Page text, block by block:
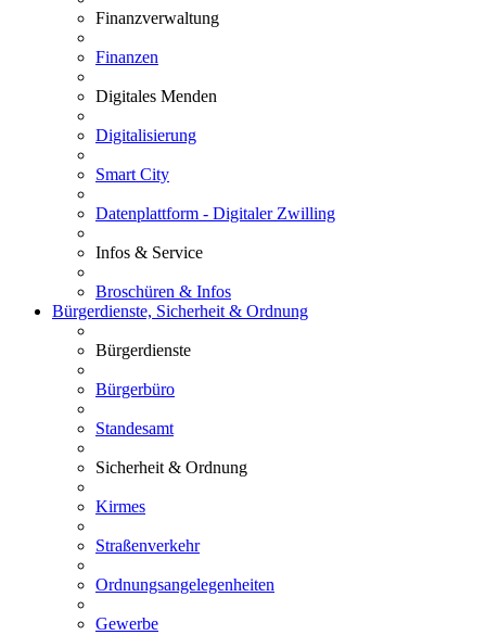
Finanzverwaltung
Finanzen
Digitales Menden
Digitalisierung
Smart City
Datenplattform - Digitaler Zwilling
Infos & Service
Broschüren & Infos
Bürgerdienste, Sicherheit & Ordnung
Bürgerdienste
Bürgerbüro
Standesamt
Sicherheit & Ordnung
Kirmes
Straßenverkehr
Ordnungsangelegenheiten
Gewerbe